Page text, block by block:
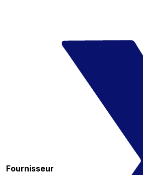
Fournisseur